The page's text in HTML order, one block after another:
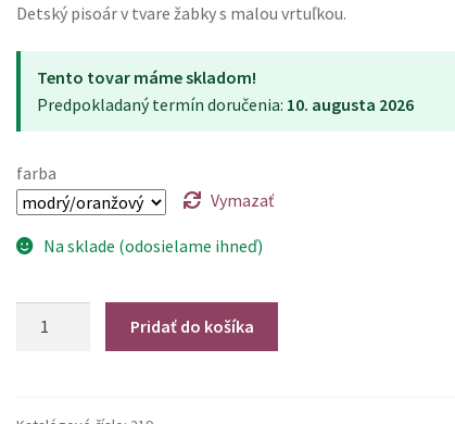
Detský pisoár v tvare žabky s malou vrtuľkou.
Tento tovar máme skladom!
Predpokladaný termín doručenia: 10. augusta 2026
farba
Vymazať
Na sklade (odosielame ihneď)
Pridať do košíka